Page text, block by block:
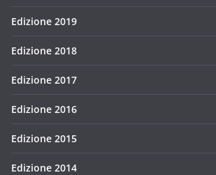
Edizione 2019
Edizione 2018
Edizione 2017
Edizione 2016
Edizione 2015
Edizione 2014